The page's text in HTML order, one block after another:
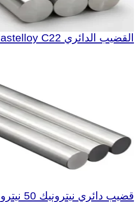
القضيب الدائري Hastelloy C22
قضيب دائري نيترونيك 50 نيترونيك 50